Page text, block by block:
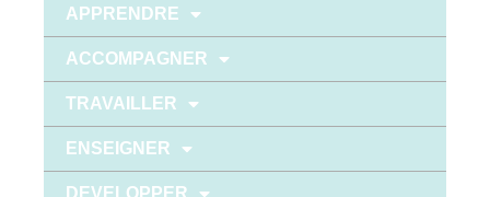
APPRENDRE
ACCOMPAGNER
TRAVAILLER
ENSEIGNER
DEVELOPPER